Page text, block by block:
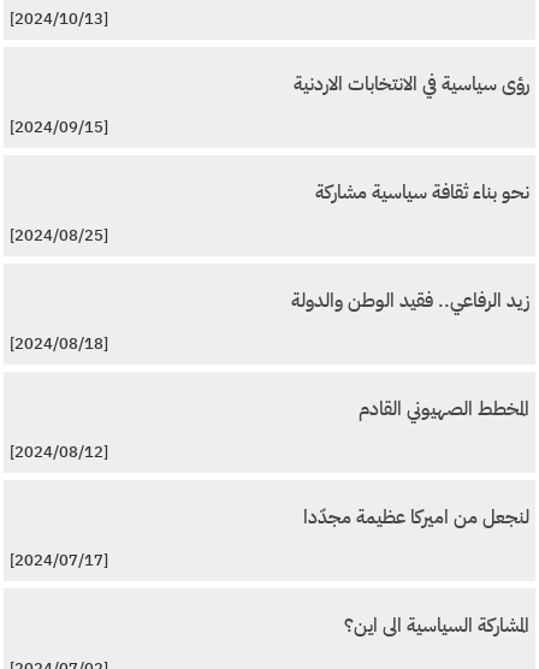
[2024/10/13]
رؤى سياسية في الانتخابات الاردنية
[2024/09/15]
نحو بناء ثقافة سياسية مشاركة
[2024/08/25]
زيد الرفاعي.. فقيد الوطن والدولة
[2024/08/18]
المخطط الصهيوني القادم
[2024/08/12]
لنجعل من اميركا عظيمة مجدّدا
[2024/07/17]
المشاركة السياسية الى اين؟